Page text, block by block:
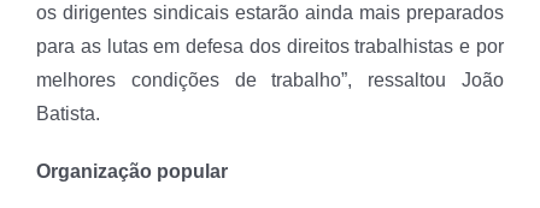
os dirigentes sindicais estarão ainda mais preparados
para as lutas em defesa dos direitos trabalhistas e por
melhores condições de trabalho”, ressaltou João
Batista.
Organização popular